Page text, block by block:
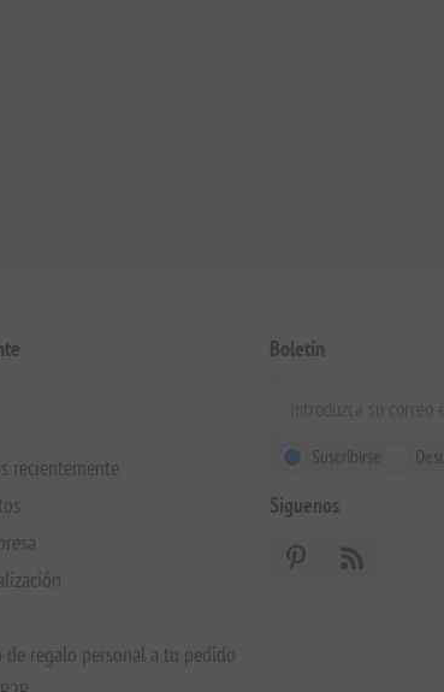
recientemente
de regalo personal a tu pedido
Boletín
Suscribirse
Siguenos